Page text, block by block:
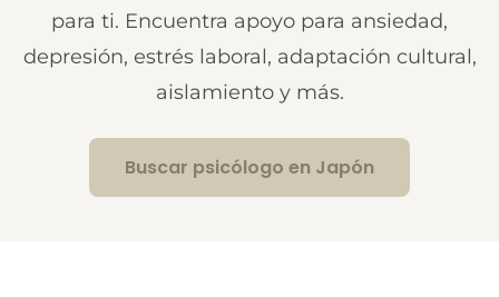
para ti. Encuentra apoyo para ansiedad,
depresión, estrés laboral, adaptación cultural,
aislamiento y más.
Buscar psicólogo en Japón